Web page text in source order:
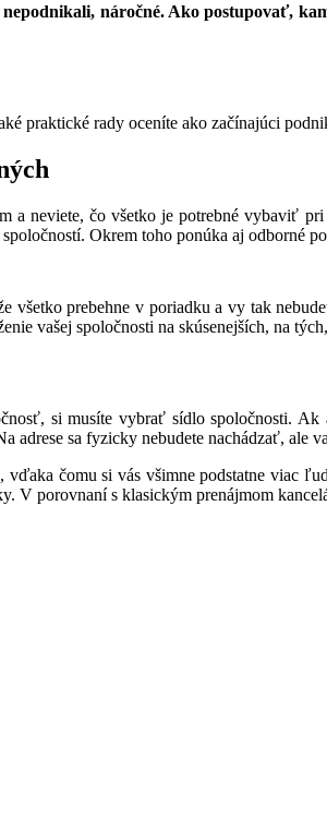
náročné. Ako postupovať,
praktické rady oceníte ako začínajúci
a neviete, čo všetko je potrebné vybaviť pri
Okrem toho ponúka aj odborné
všetko prebehne v poriadku a vy tak
vašej spoločnosti na skúsenejších, na
si musíte vybrať sídlo spoločnosti.
adrese sa fyzicky nebudete nachádzať, ale
vďaka čomu si vás všimne podstatne
V porovnaní s klasickým prenájmom